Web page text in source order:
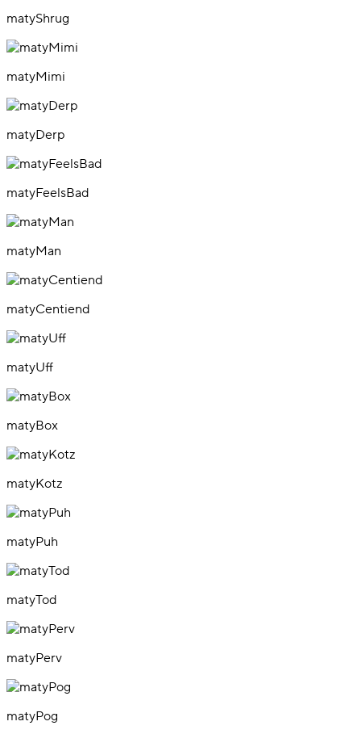
matyShrug
matyMimi
matyDerp
matyFeelsBad
matyMan
matyCentiend
matyUff
matyBox
matyKotz
matyPuh
matyTod
matyPerv
matyPog